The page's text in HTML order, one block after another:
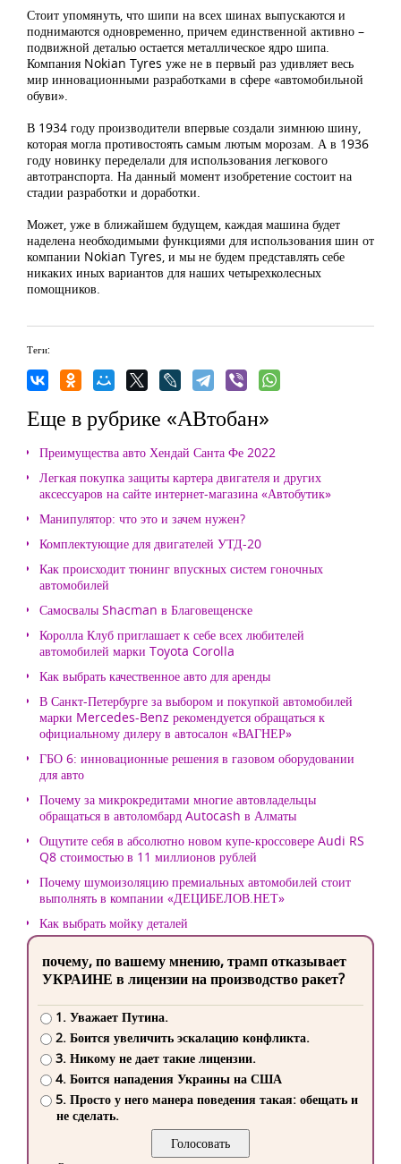
Стоит упомянуть, что шипи на всех шинах выпускаются и
поднимаются одновременно, причем единственной активно –
подвижной деталью остается металлическое ядро шипа.
Компания Nokian Tyres уже не в первый раз удивляет весь
мир инновационными разработками в сфере «автомобильной
обуви».
В 1934 году производители впервые создали зимнюю шину,
которая могла противостоять самым лютым морозам. А в 1936
году новинку переделали для использования легкового
автотранспорта. На данный момент изобретение состоит на
стадии разработки и доработки.
Может, уже в ближайшем будущем, каждая машина будет
наделена необходимыми функциями для использования шин от
компании Nokian Tyres, и мы не будем представлять себе
никаких иных вариантов для наших четырехколесных
помощников.
Теги:
Еще в рубрике «АВтобан»
Преимущества авто Хендай Санта Фе 2022
Легкая покупка защиты картера двигателя и других
аксессуаров на сайте интернет-магазина «Автобутик»
Манипулятор: что это и зачем нужен?
Комплектующие для двигателей УТД-20
Как происходит тюнинг впускных систем гоночных
автомобилей
Самосвалы Shacman в Благовещенске
Королла Клуб приглашает к себе всех любителей
автомобилей марки Toyota Corolla
Как выбрать качественное авто для аренды
В Санкт-Петербурге за выбором и покупкой автомобилей
марки Mercedes-Benz рекомендуется обращаться к
официальному дилеру в автосалон «ВАГНЕР»
ГБО 6: инновационные решения в газовом оборудовании
для авто
Почему за микрокредитами многие автовладельцы
обращаться в автоломбард Autocash в Алматы
Ощутите себя в абсолютно новом купе-кроссовере Audi RS
Q8 стоимостью в 11 миллионов рублей
Почему шумоизоляцию премиальных автомобилей стоит
выполнять в компании «ДЕЦИБЕЛОВ.НЕТ»
Как выбрать мойку деталей
почему, по вашему мнению, трамп отказывает
УКРАИНЕ в лицензии на производство ракет?
1. Уважает Путина.
2. Боится увеличить эскалацию конфликта.
3. Никому не дает такие лицензии.
4. Боится нападения Украины на США
5. Просто у него манера поведения такая: обещать и
не сделать.